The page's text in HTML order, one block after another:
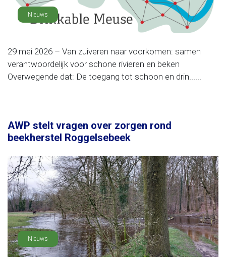
Nieuws
29 mei 2026 – Van zuiveren naar voorkomen: samen
verantwoordelijk voor schone rivieren en beken
Overwegende dat: De toegang tot schoon en drin......
AWP stelt vragen over zorgen rond
beekherstel Roggelsebeek
Nieuws